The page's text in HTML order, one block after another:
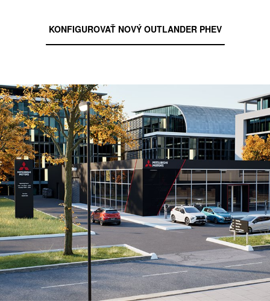
KONFIGUROVAŤ NOVÝ OUTLANDER PHEV